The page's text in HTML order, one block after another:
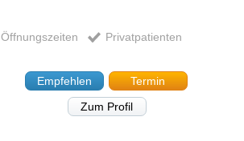
Öffnungszeiten Privatpatienten
Empfehlen
Termin
Zum Profil